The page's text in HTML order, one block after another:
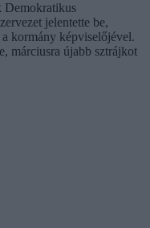
Demokratikus
jelentette be,
kormány képviselőjével.
márciusra újabb sztrájkot